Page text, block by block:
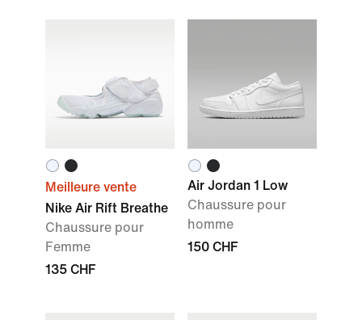
Meilleure vente
Nike Air Rift Breathe
Chaussure pour
Femme
135 CHF
Air Jordan 1 Low
Chaussure pour
homme
150 CHF